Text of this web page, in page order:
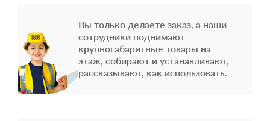
Вы только делаете заказ, а наши
сотрудники поднимают
крупногабаритные товары на
этаж, собирают и устанавливают,
рассказывают, как использовать.